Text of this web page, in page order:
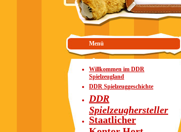
Menü
Willkommen im DDR
Spielzeugland
DDR Spielzeuggeschichte
DDR
Spielzeughersteller
Staatlicher
Kontor Hort